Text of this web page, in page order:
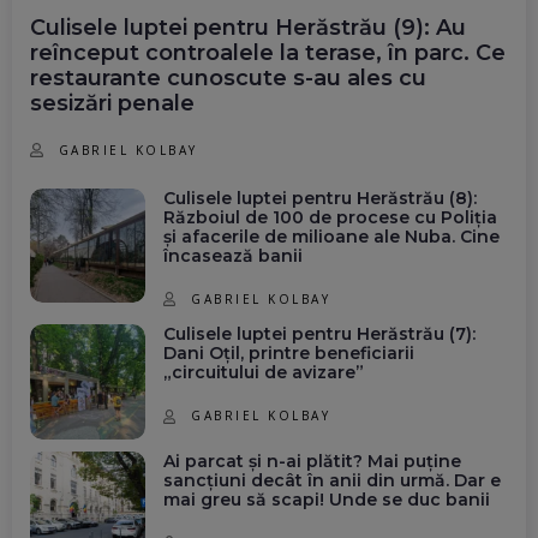
Culisele luptei pentru Herăstrău (9): Au
reînceput controalele la terase, în parc. Ce
restaurante cunoscute s-au ales cu
sesizări penale
GABRIEL KOLBAY
Culisele luptei pentru Herăstrău (8):
Războiul de 100 de procese cu Poliția
și afacerile de milioane ale Nuba. Cine
încasează banii
GABRIEL KOLBAY
Culisele luptei pentru Herăstrău (7):
Dani Oțil, printre beneficiarii
„circuitului de avizare”
GABRIEL KOLBAY
Ai parcat și n-ai plătit? Mai puține
sancțiuni decât în anii din urmă. Dar e
mai greu să scapi! Unde se duc banii